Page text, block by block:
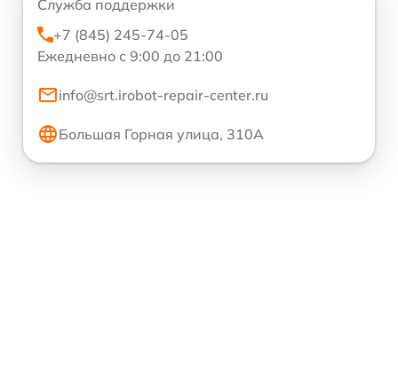
Служба поддержки
+7 (845) 245-74-05
Ежедневно с 9:00 до 21:00
info@srt.irobot-repair-center.ru
Большая Горная улица, 310А